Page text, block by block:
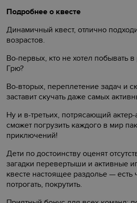
Подробнее о квесте
Динамичный квест, отлично
возрастов.
Во-первых, кто не хотел побывать
Грю?
Во-вторых, переплетение задач и
заставит скучать даже самых
Ну и в-третьих, потрясающий
сможет погрузить каждого в мир
приключений!
Дети по достоинству оценят
загадки перевертыши и активные
квесте настоящее раздолье — есть
потрогать, покрутить.